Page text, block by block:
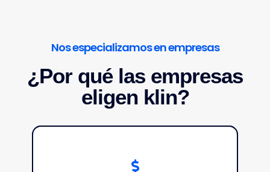
Nos especializamos en empresas
¿Por qué las empresas
eligen klin?